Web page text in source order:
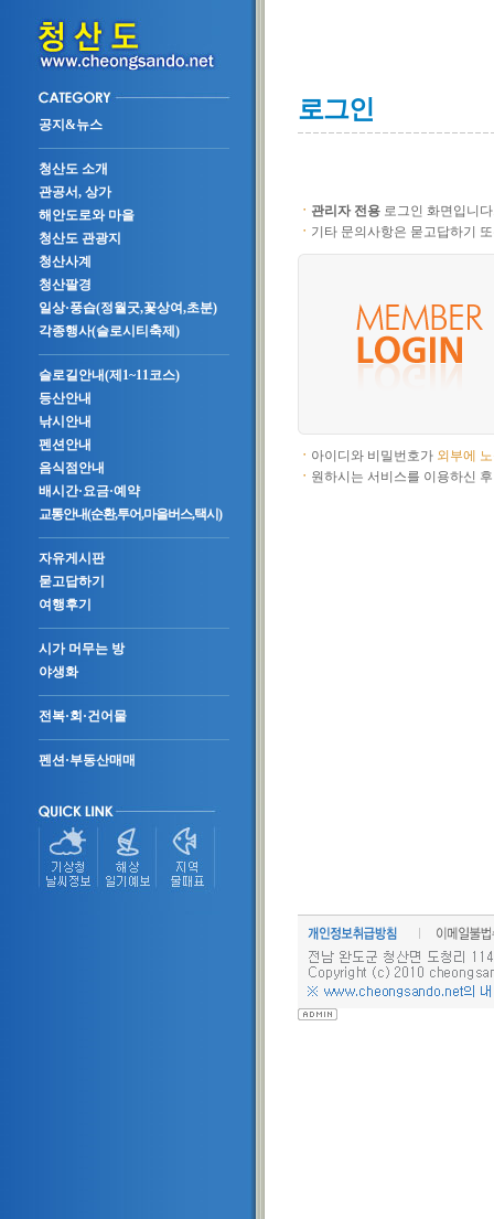
공지&뉴스
청산도 소개
관공서, 상가
해안도로와 마을
청산도 관광지
청산사계
청산팔경
일상·풍습(정월굿,꽃상여,초분)
각종행사(슬로시티축제)
슬로길안내(제1~11코스)
등산안내
낚시안내
펜션안내
음식점안내
배시간·요금·예약
교통안내(순환,투어,마을버스,택시)
자유게시판
묻고답하기
여행후기
시가 머무는 방
야생화
전복·회·건어물
펜션·부동산매매
로그인
ㆍ 관리자 전용 로그인 화면입니
ㆍ 기타 문의사항은 묻고답하기
ㆍ 아이디와 비밀번호가 외부에
ㆍ 원하시는 서비스를 이용하신